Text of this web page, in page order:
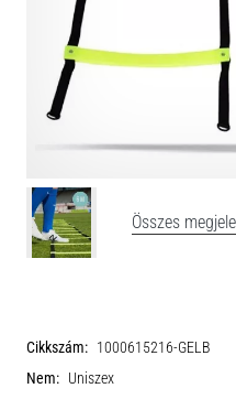
Összes
Cikkszám: 1000615216-GELB
Nem: Uniszex